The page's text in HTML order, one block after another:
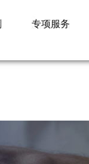
专项服务